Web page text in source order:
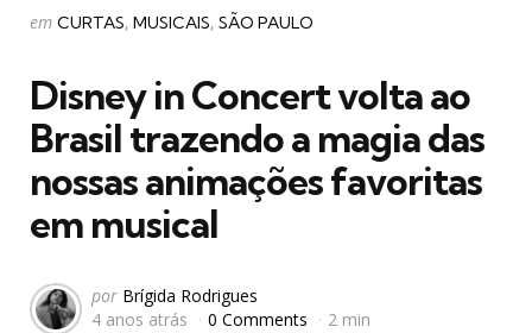
Categorias
Postado
em CURTAS MUSICAIS SÃO PAULO
Disney in Concert volta ao
Brasil trazendo a magia das
nossas animações favoritas
em musical
Postado
por
por Brígida Rodrigues
4 anos atrás
0 Comments 2 min